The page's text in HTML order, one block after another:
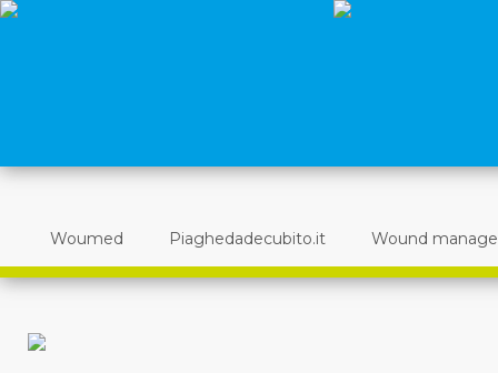
Woumed Piaghedadecubito.it Wound